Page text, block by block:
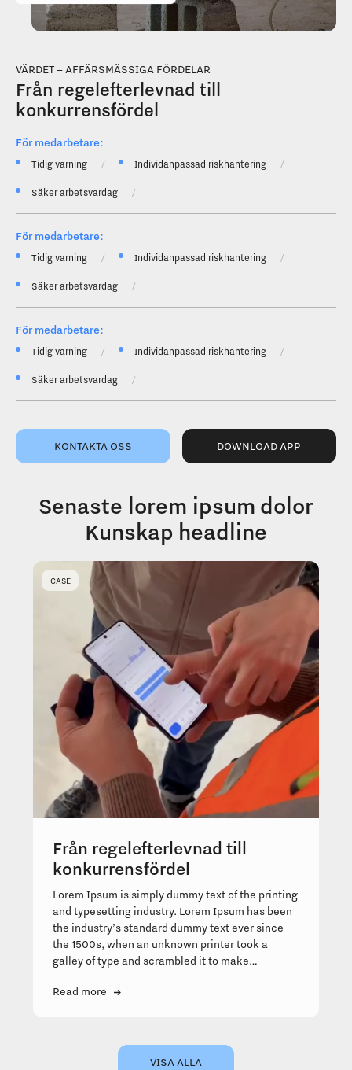
VÄRDET – AFFÄRSMÄSSIGA FÖRDELAR
Från regelefterlevnad till
konkurrensfördel
För medarbetare:
Tidig varning Individanpassad riskhantering
Säker arbetsvardag
För medarbetare:
Tidig varning Individanpassad riskhantering
Säker arbetsvardag
För medarbetare:
Tidig varning Individanpassad riskhantering
Säker arbetsvardag
KONTAKTA OSS DOWNLOAD APP
Senaste lorem ipsum dolor
Kunskap headline
Från regelefterlevnad till
konkurrensfördel
Lorem Ipsum is simply dummy text of the printing
and typesetting industry. Lorem Ipsum has been
the industry’s standard dummy text ever since
the 1500s, when an unknown printer took a
galley of type and scrambled it to make…
Read more
VISA ALLA